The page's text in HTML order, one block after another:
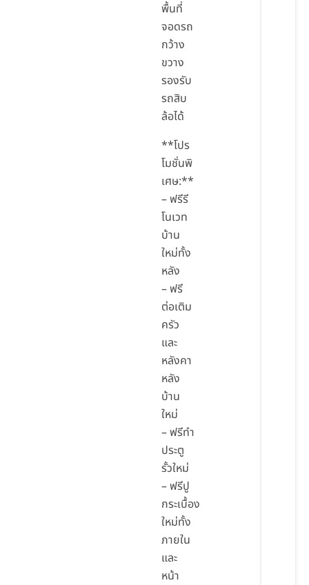
พื้นที่
จอดรถ
กว้าง
ขวาง
รองรับ
รถสิบ
ล้อได้
**โปร
โมชั่นพิ
เศษ:**
– ฟรีรี
โนเวท
บ้าน
ใหม่ทั้ง
หลัง
– ฟรี
ต่อเติม
ครัว
และ
หลังคา
หลัง
บ้าน
ใหม่
– ฟรีทำ
ประตู
รั้วใหม่
– ฟรีปู
กระเบื้อง
ใหม่ทั้ง
ภายใน
และ
หน้า